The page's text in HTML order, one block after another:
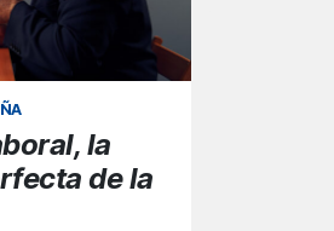
la
de la